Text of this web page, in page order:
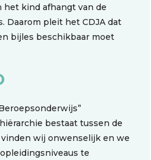
het kind afhangt van de
Daarom pleit het CDJA dat
bijles beschikbaar moet
bestaat tussen de
wij onwenselijk en we
te